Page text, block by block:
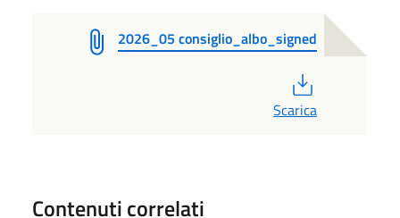
2026_05 consiglio_albo_signed
Scarica
Contenuti correlati